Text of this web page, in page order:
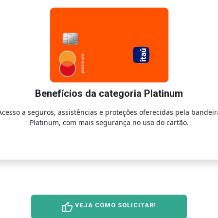
Benefícios da categoria Platinum
a seguros, assistências e proteções oferecidas pela
Platinum, com mais segurança no uso do cartão.
thumb_up VEJA COMO SOLICITAR!